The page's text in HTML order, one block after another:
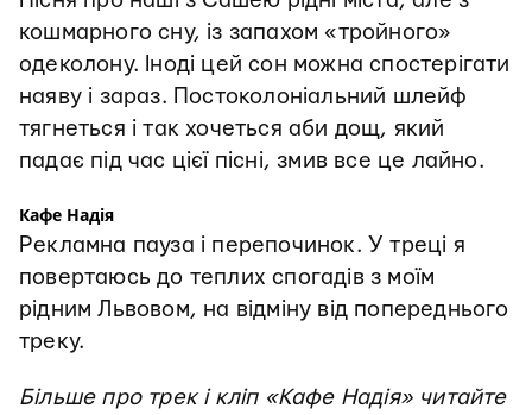
кошмарного сну, із запахом «тройного»
одеколону. Іноді цей сон можна спостерігати
наяву і зараз. Постоколоніальний шлейф
тягнеться і так хочеться аби дощ, який
падає під час цієї пісні, змив все це лайно.
Кафе Надія
Рекламна пауза і перепочинок. У треці я
повертаюсь до теплих спогадів з моїм
рідним Львовом, на відміну від попереднього
треку.
Більше про трек і кліп «Кафе Надія» читайте